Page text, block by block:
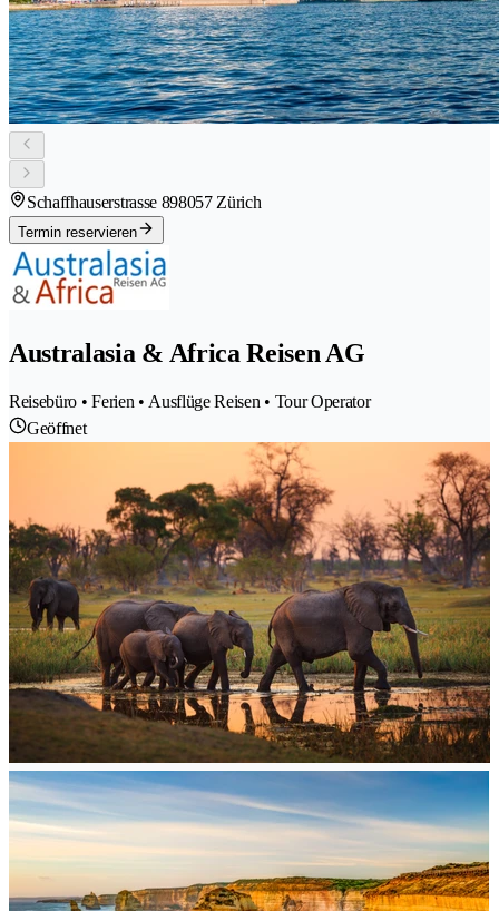
Schaffhauserstrasse 898057 Zürich
Termin reservieren
Australasia & Africa Reisen AG
Reisebüro • Ferien • Ausflüge Reisen • Tour Operator
Geöffnet